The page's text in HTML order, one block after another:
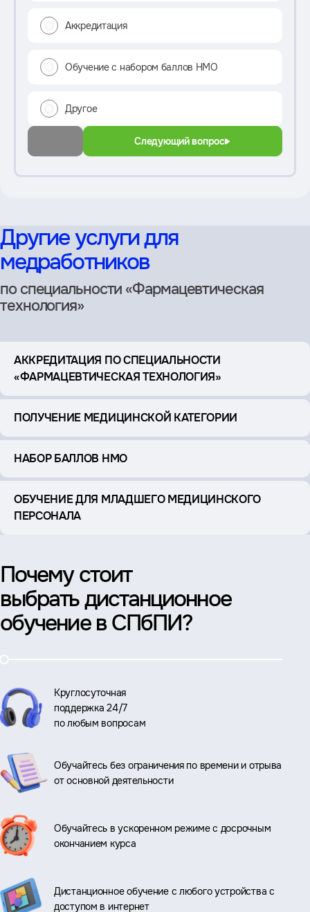
Аккредитация
Обучение с набором баллов НМО
Другое
Следующий вопрос
Другие услуги для
медработников
по специальности «Фармацевтическая
технология»
АККРЕДИТАЦИЯ ПО СПЕЦИАЛЬНОСТИ
«ФАРМАЦЕВТИЧЕСКАЯ ТЕХНОЛОГИЯ»
ПОЛУЧЕНИЕ МЕДИЦИНСКОЙ КАТЕГОРИИ
НАБОР БАЛЛОВ НМО
ОБУЧЕНИЕ ДЛЯ МЛАДШЕГО МЕДИЦИНСКОГО
ПЕРСОНАЛА
Почему стоит
выбрать дистанционное
обучение в СПбПИ?
Круглосуточная
поддержка 24/7
по любым вопросам
Обучайтесь без ограничения по времени и отрыва
от основной деятельности
Обучайтесь в ускоренном режиме с досрочным
окончанием курса
Дистанционное обучение с любого устройства с
доступом в интернет